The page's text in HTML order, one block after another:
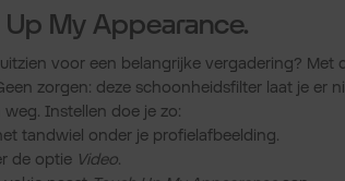
Up My Appearance.
voor een belangrijke vergadering? Met
zorgen: deze schoonheidsfilter laat je er
Instellen doe je zo:
tandwiel onder je profielafbeelding.
de optie Video.